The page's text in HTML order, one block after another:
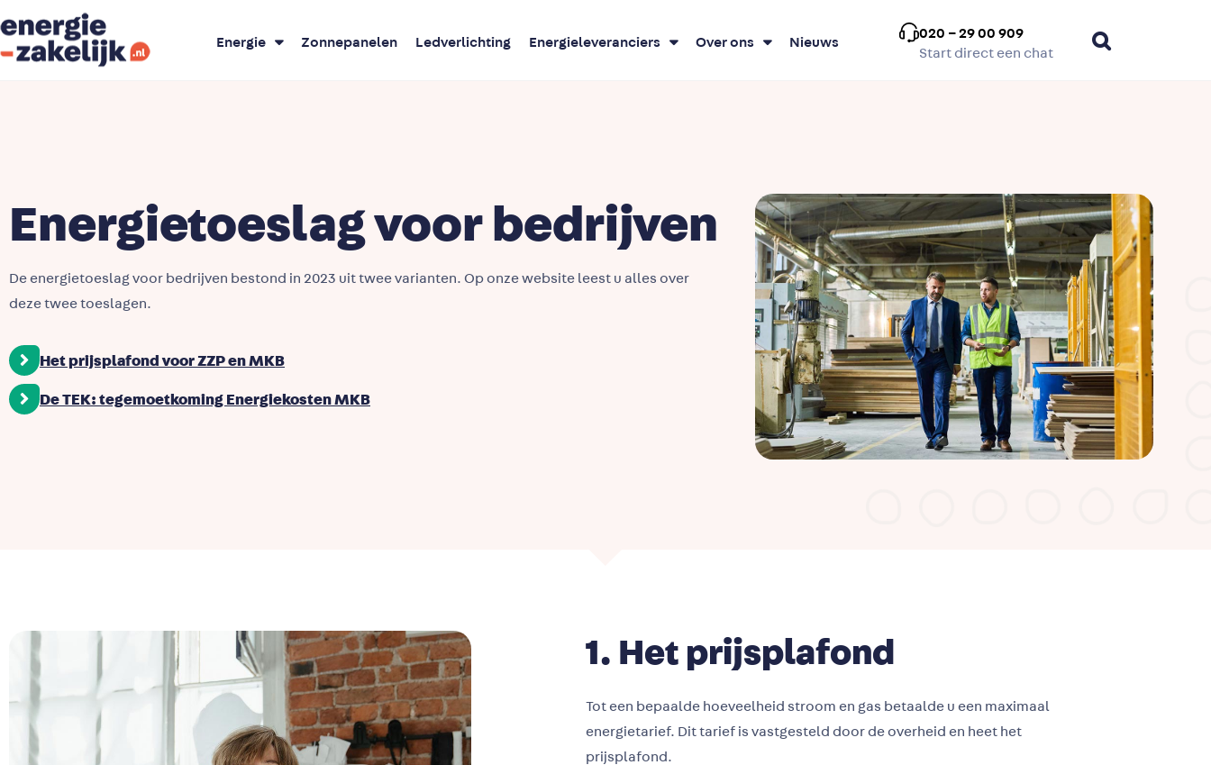
Energie Zonnepanelen Ledverlichting Energieleveranciers Over ons Nieuws
020 – 29 00 909
Start direct een chat
Energietoeslag voor bedrijven
De energietoeslag voor bedrijven bestond in 2023 uit twee varianten. Op onze website leest u alles over
deze twee toeslagen.
Het prijsplafond voor ZZP en MKB
De TEK: tegemoetkoming Energiekosten MKB
1. Het prijsplafond
Tot een bepaalde hoeveelheid stroom en gas betaalde u een maximaal
energietarief. Dit tarief is vastgesteld door de overheid en heet het
prijsplafond.